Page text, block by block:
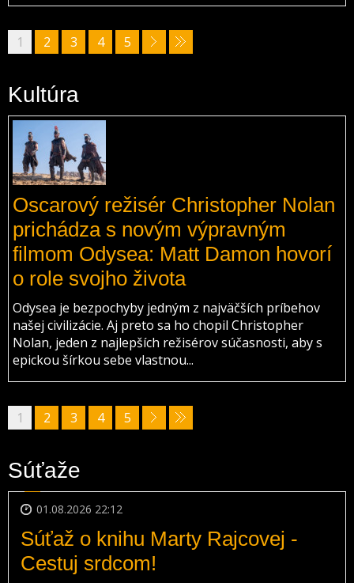
1 2 3 4 5
Kultúra
Oscarový režisér Christopher Nolan
prichádza s novým výpravným
filmom Odysea: Matt Damon hovorí
o role svojho života
Odysea je bezpochyby jedným z najväčších príbehov
našej civilizácie. Aj preto sa ho chopil Christopher
Nolan, jeden z najlepších režisérov súčasnosti, aby s
epickou šírkou sebe vlastnou...
1 2 3 4 5
Súťaže
01.08.2026 22:12
Súťaž o knihu Marty Rajcovej -
Cestuj srdcom!